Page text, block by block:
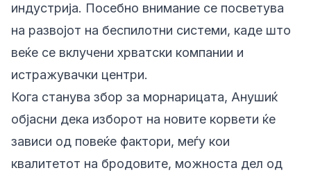
индустрија. Посебно внимание се посветува
на развојот на беспилотни системи, каде што
веќе се вклучени хрватски компании и
истражувачки центри.
Кога станува збор за морнарицата, Анушиќ
објасни дека изборот на новите корвети ќе
зависи од повеќе фактори, меѓу кои
квалитетот на бродовите, можноста дел од